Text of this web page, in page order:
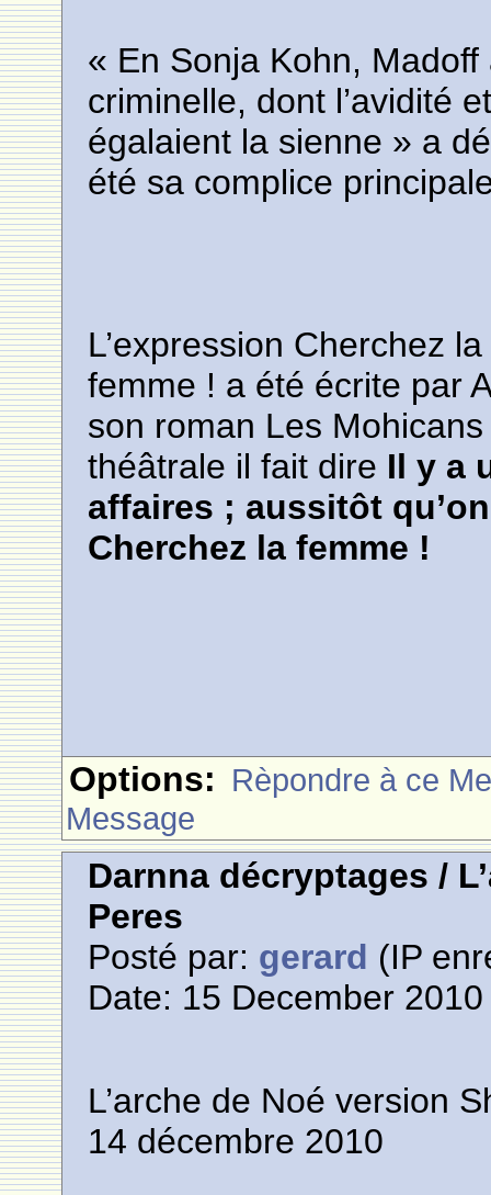
« En Sonja Kohn,
criminelle, dont l’avidité
égalaient la sienne » a
été sa complice
L’expression Cherchez
femme ! a été écrite par
son roman Les
théâtrale il fait dire Il y a
affaires ; aussitôt
Cherchez la femme !
Options: Rèpondre à ce
Message
Darnna décryptages /
Peres
Posté par: gerard (IP
Date: 15 December
L’arche de Noé version
14 décembre 2010